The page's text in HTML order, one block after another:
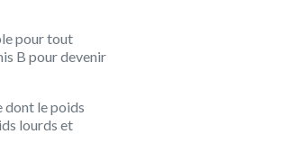
pour tout
B pour devenir
dont le poids
lourds et